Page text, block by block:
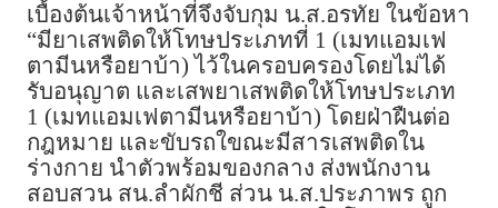
เบื้องต้นเจ้าหน้าที่จึงจับกุม น.ส.อรทัย ในข้อหา
“มียาเสพติดให้โทษประเภทที่ 1 (เมทแอมเฟ
ตามีนหรือยาบ้า) ไว้ในครอบครองโดยไม่ได้
รับอนุญาต และเสพยาเสพติดให้โทษประเภท
1 (เมทแอมเฟตามีนหรือยาบ้า) โดยฝ่าฝืนต่อ
กฎหมาย และขับรถใขณะมีสารเสพติดใน
ร่างกาย นำตัวพร้อมของกลาง ส่งพนักงาน
สอบสวน สน.ลำผักชี ส่วน น.ส.ประภาพร ถูก